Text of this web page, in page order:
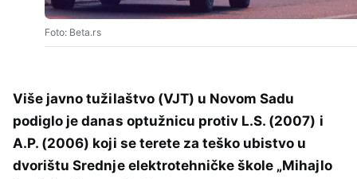
Foto: Beta.rs
Više javno tužilaštvo (VJT) u Novom Sadu
podiglo je danas optužnicu protiv L.S. (2007) i
A.P. (2006) koji se terete za teško ubistvo u
dvorištu Srednje elektrotehničke škole „Mihajlo